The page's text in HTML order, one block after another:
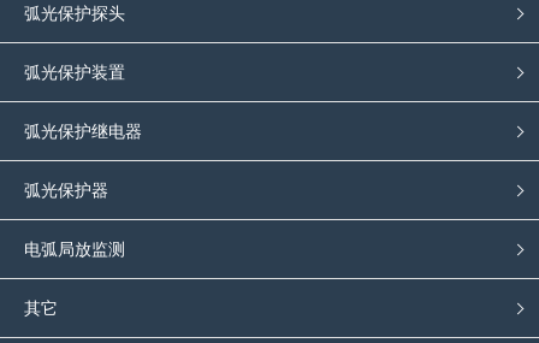
弧光保护探头
弧光保护装置
弧光保护继电器
弧光保护器
电弧局放监测
其它